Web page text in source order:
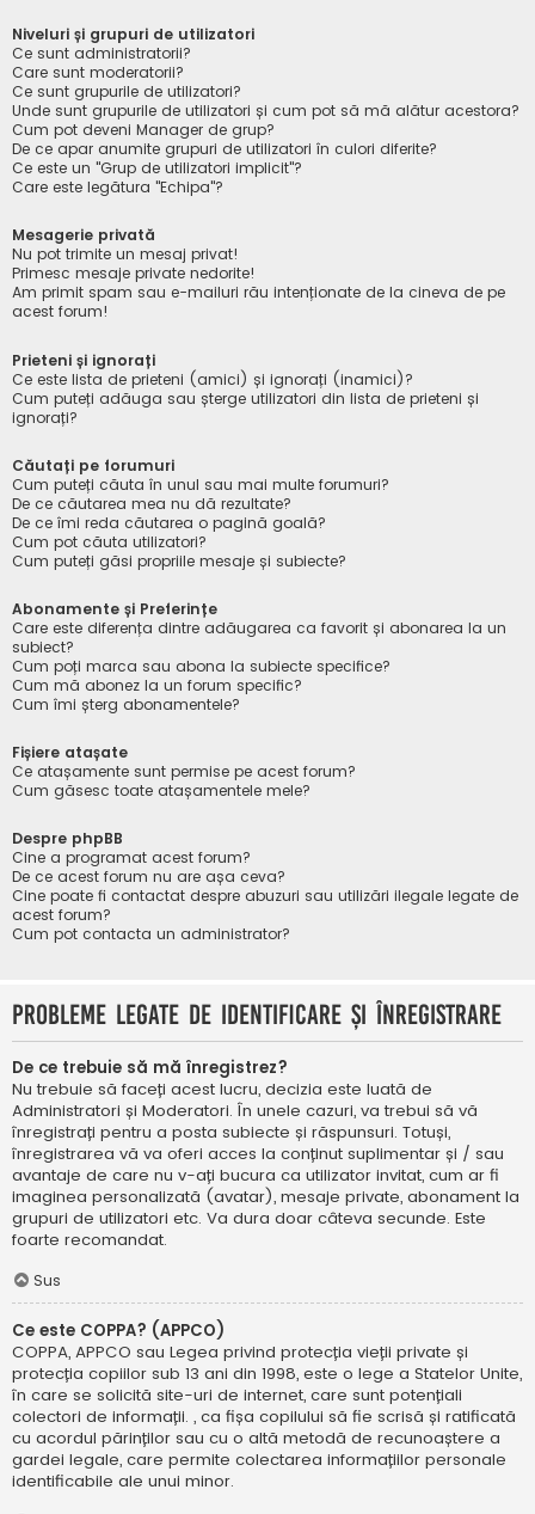
Niveluri și grupuri de utilizatori
Ce sunt administratorii?
Care sunt moderatorii?
Ce sunt grupurile de utilizatori?
Unde sunt grupurile de utilizatori și cum pot să mă alătur acestora?
Cum pot deveni Manager de grup?
De ce apar anumite grupuri de utilizatori în culori diferite?
Ce este un "Grup de utilizatori implicit"?
Care este legătura "Echipa"?
Mesagerie privată
Nu pot trimite un mesaj privat!
Primesc mesaje private nedorite!
Am primit spam sau e-mailuri rău intenționate de la cineva de pe
acest forum!
Prieteni și ignorați
Ce este lista de prieteni (amici) și ignorați (inamici)?
Cum puteți adăuga sau șterge utilizatori din lista de prieteni și
ignorați?
Căutați pe forumuri
Cum puteți căuta în unul sau mai multe forumuri?
De ce căutarea mea nu dă rezultate?
De ce îmi reda căutarea o pagină goală?
Cum pot căuta utilizatori?
Cum puteți găsi propriile mesaje și subiecte?
Abonamente și Preferințe
Care este diferența dintre adăugarea ca favorit și abonarea la un
subiect?
Cum poți marca sau abona la subiecte specifice?
Cum mă abonez la un forum specific?
Cum îmi șterg abonamentele?
Fișiere atașate
Ce atașamente sunt permise pe acest forum?
Cum găsesc toate atașamentele mele?
Despre phpBB
Cine a programat acest forum?
De ce acest forum nu are așa ceva?
Cine poate fi contactat despre abuzuri sau utilizări ilegale legate de
acest forum?
Cum pot contacta un administrator?
Probleme legate de identificare și înregistrare
De ce trebuie să mă înregistrez?
Nu trebuie să faceți acest lucru, decizia este luată de
Administratori și Moderatori. În unele cazuri, va trebui să vă
înregistrați pentru a posta subiecte și răspunsuri. Totuși,
înregistrarea vă va oferi acces la conținut suplimentar și / sau
avantaje de care nu v-ați bucura ca utilizator invitat, cum ar fi
imaginea personalizată (avatar), mesaje private, abonament la
grupuri de utilizatori etc. Va dura doar câteva secunde. Este
foarte recomandat.
Sus
Ce este COPPA? (APPCO)
COPPA, APPCO sau Legea privind protecția vieții private și
protecția copiilor sub 13 ani din 1998, este o lege a Statelor Unite,
în care se solicită site-uri de internet, care sunt potențiali
colectori de informații. , ca fișa copilului să fie scrisă și ratificată
cu acordul părinților sau cu o altă metodă de recunoaștere a
gardei legale, care permite colectarea informațiilor personale
identificabile ale unui minor.